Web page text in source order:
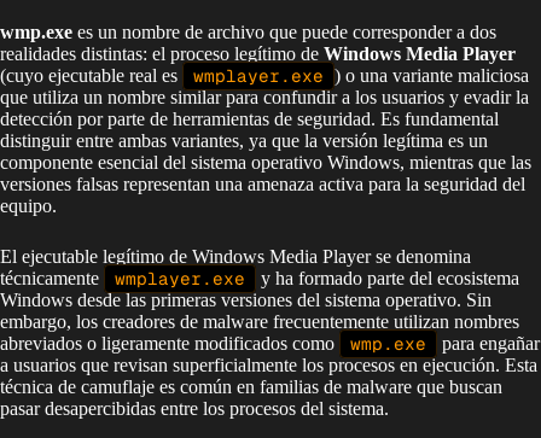
wmp.exe es un nombre de archivo que puede corresponder a dos
realidades distintas: el proceso legítimo de Windows Media Player
(cuyo ejecutable real es
wmplayer.exe ) o una variante maliciosa
que utiliza un nombre similar para confundir a los usuarios y evadir la
detección por parte de herramientas de seguridad. Es fundamental
distinguir entre ambas variantes, ya que la versión legítima es un
componente esencial del sistema operativo Windows, mientras que las
versiones falsas representan una amenaza activa para la seguridad del
equipo.
El ejecutable legítimo de Windows Media Player se denomina
técnicamente
wmplayer.exe
y ha formado parte del ecosistema
Windows desde las primeras versiones del sistema operativo. Sin
embargo, los creadores de malware frecuentemente utilizan nombres
abreviados o ligeramente modificados como
wmp.exe
para engañar
a usuarios que revisan superficialmente los procesos en ejecución. Esta
técnica de camuflaje es común en familias de malware que buscan
pasar desapercibidas entre los procesos del sistema.